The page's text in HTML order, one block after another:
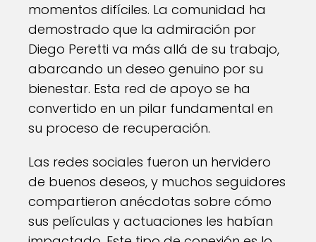
momentos difíciles. La comunidad ha
demostrado que la admiración por
Diego Peretti va más allá de su trabajo,
abarcando un deseo genuino por su
bienestar. Esta red de apoyo se ha
convertido en un pilar fundamental en
su proceso de recuperación.
Las redes sociales fueron un hervidero
de buenos deseos, y muchos seguidores
compartieron anécdotas sobre cómo
sus películas y actuaciones les habían